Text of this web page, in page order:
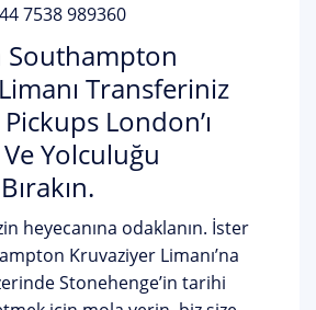
7538 989360
Southampton
Transferiniz
London’ı
Yolculuğu
heyecanına odaklanın. İster
Kruvaziyer Limanı’na
Stonehenge’in tarihi